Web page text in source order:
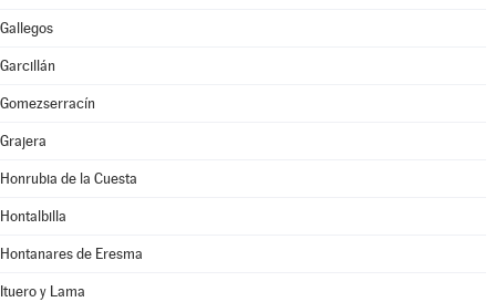
Gallegos
Garcillán
Gomezserracín
Grajera
Honrubia de la Cuesta
Hontalbilla
Hontanares de Eresma
Ituero y Lama